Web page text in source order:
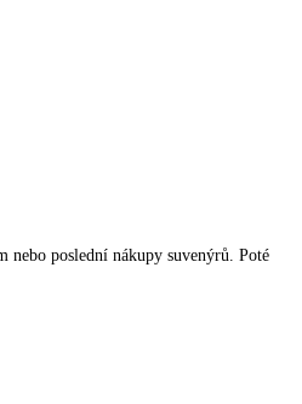
nebo poslední nákupy suvenýrů. Poté